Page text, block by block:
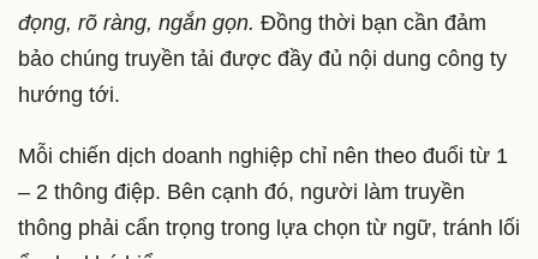
đọng, rõ ràng, ngắn gọn. Đồng thời bạn cần đảm
bảo chúng truyền tải được đầy đủ nội dung công ty
hướng tới.
Mỗi chiến dịch doanh nghiệp chỉ nên theo đuổi từ 1
– 2 thông điệp. Bên cạnh đó, người làm truyền
thông phải cẩn trọng trong lựa chọn từ ngữ, tránh lối